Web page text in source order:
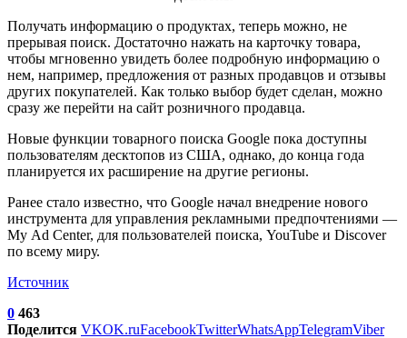
Получать информацию о продуктах, теперь можно, не
прерывая поиск. Достаточно нажать на карточку товара,
чтобы мгновенно увидеть более подробную информацию о
нем, например, предложения от разных продавцов и отзывы
других покупателей. Как только выбор будет сделан, можно
сразу же перейти на сайт розничного продавца.
Новые функции товарного поиска Google пока доступны
пользователям десктопов из США, однако, до конца года
планируется их расширение на другие регионы.
Ранее стало известно, что Google начал внедрение нового
инструмента для управления рекламными предпочтениями —
My Ad Center, для пользователей поиска, YouTube и Discover
по всему миру.
Источник
0 463
Поделится VKOK.ruFacebookTwitterWhatsAppTelegramViber